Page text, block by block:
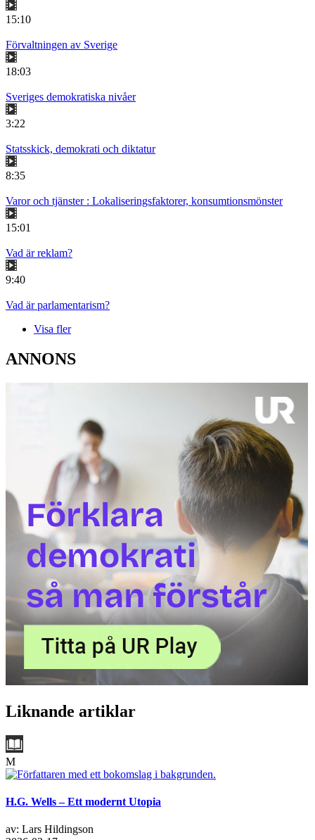
15:10
Förvaltningen av Sverige
18:03
Sveriges demokratiska nivåer
3:22
Statsskick, demokrati och diktatur
8:35
Varor och tjänster : Lokaliseringsfaktorer, konsumtionsmönster
15:01
Vad är reklam?
9:40
Vad är parlamentarism?
Visa fler
ANNONS
Liknande artiklar
M
H.G. Wells – Ett modernt Utopia
av: Lars Hildingson